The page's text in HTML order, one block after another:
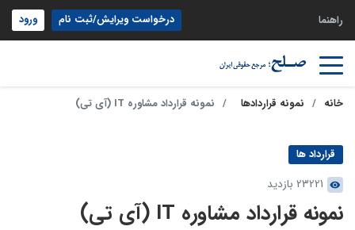
راهنما درخواست ویرایش/ثبت نام ورود
خانه نمونه قراردادها نمونه قرارداد مشاوره IT (آی تی)
قرارداد ها
23221 بازدید
نمونه قرارداد مشاوره IT (آی تی)